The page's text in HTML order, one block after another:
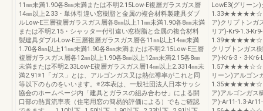
11㎜未満1.90各8㎜未満または不明2.15Low-E複層ガラスガス層
14㎜以上2.33・単体引違い窓樹脂と金属の複合材料製建具ダブ
ルLow-E三層複層ガラスガス層各8㎜以上11㎜未満1.90各8㎜未満
または不明2.15・シャッター付引違い窓樹脂と金属の複合材料
製建具ダブルLow-E三層複層ガラスガス層各11㎜以上14㎜未満
1.70各8㎜以上11㎜未満1.90各8㎜未満または不明2.15Low-E三層
複層ガラスガス層各12㎜以上1.90各8㎜以上12㎜未満2.15各8㎜
未満または不明2.33Low-E複層ガラスガス層14㎜以上2.3314㎜未
満2.91※1「ガス」とは、アルゴンガス又は熱伝導率がこれと同
等以下のものをいいます。※2本表は、一般社団法人日本サッシ
協会のホームページ内「建具とガラスの組み合わせ」による開
口部の熱貫流率表（住宅用窓の簡易的評価による）でもご確認
LowE3(グリーン
ア)クリプトン
リア)-Kr9-1.3-
クリプトンガ
ア)-Kr6-3・3-
リーン)アルゴン
ア)アルゴンガ
ア)-Ar11-1.3-